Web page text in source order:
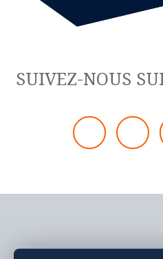
SUIVEZ-NOUS